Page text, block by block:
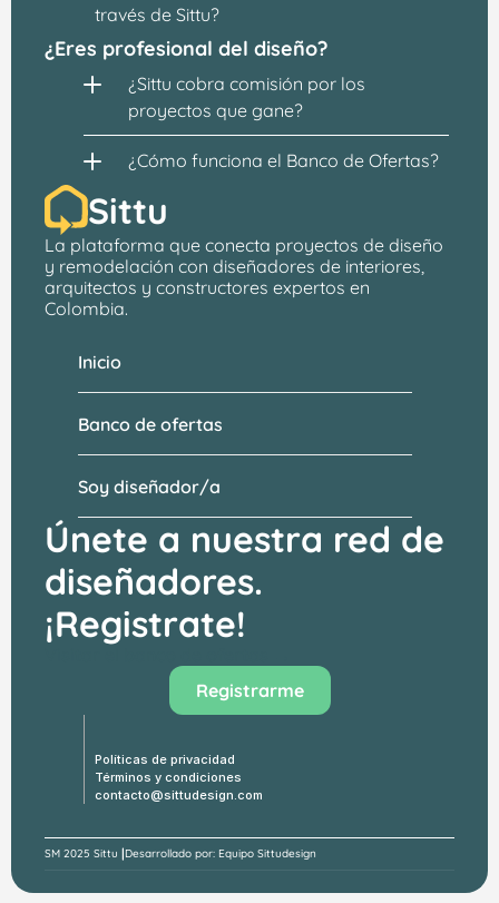
través de Sittu?
¿Eres profesional del diseño?
¿Sittu cobra comisión por los
proyectos que gane?
¿Cómo funciona el Banco de Ofertas?
Sittu
La plataforma que conecta proyectos de diseño
y remodelación con diseñadores de interiores,
arquitectos y constructores expertos en
Colombia.
Banco de ofertas
Soy diseñador/a
Inicio
Únete a nuestra red de
diseñadores.
¡Registrate!
Registrarme
Políticas de privacidad
Términos y condiciones
contacto@sittudesign.com
SM 2025 Sittu |Desarrollado por: Equipo Sittudesign